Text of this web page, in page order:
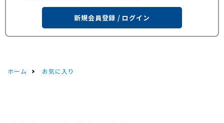
新規会員登録 / ログイン
ホーム お気に入り